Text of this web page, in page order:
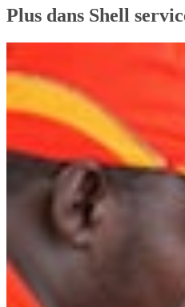
Plus dans Shell